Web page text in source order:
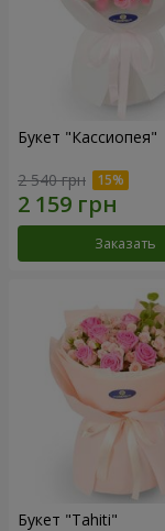
Букет "Кассиопея"
2 540 грн
Заказать
Букет "Tahiti"